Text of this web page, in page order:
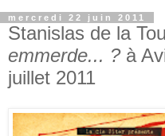
mercredi 22 juin 2011
Stanislas de la
emmerde... ?à
juillet 2011